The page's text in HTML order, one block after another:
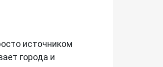
источником
города и